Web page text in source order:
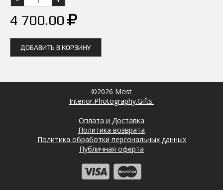
4 700.00
ДОБАВИТЬ В КОРЗИНУ
©2026 Most
Interior.Photography.Gifts.
Оплата и Доставка
Политика возврата
Политика обработки персональных данных
Публичная оферта